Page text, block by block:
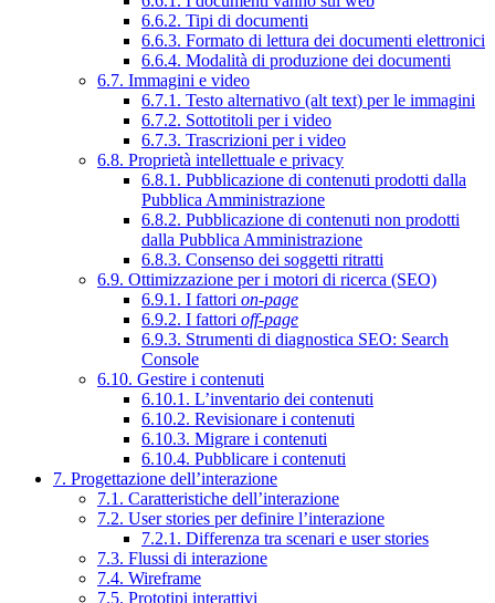
6.6.2. Tipi di documenti
6.6.3. Formato di lettura dei documenti elettronici
6.6.4. Modalità di produzione dei documenti
6.7. Immagini e video
6.7.1. Testo alternativo (alt text) per le immagini
6.7.2. Sottotitoli per i video
6.7.3. Trascrizioni per i video
6.8. Proprietà intellettuale e privacy
6.8.1. Pubblicazione di contenuti prodotti dalla
Pubblica Amministrazione
6.8.2. Pubblicazione di contenuti non prodotti
dalla Pubblica Amministrazione
6.8.3. Consenso dei soggetti ritratti
6.9. Ottimizzazione per i motori di ricerca (SEO)
6.9.1. I fattori on-page
6.9.2. I fattori off-page
6.9.3. Strumenti di diagnostica SEO: Search
Console
6.10. Gestire i contenuti
6.10.1. L’inventario dei contenuti
6.10.2. Revisionare i contenuti
6.10.3. Migrare i contenuti
6.10.4. Pubblicare i contenuti
7. Progettazione dell’interazione
7.1. Caratteristiche dell’interazione
7.2. User stories per definire l’interazione
7.2.1. Differenza tra scenari e user stories
7.3. Flussi di interazione
7.4. Wireframe
7.5. Prototipi interattivi